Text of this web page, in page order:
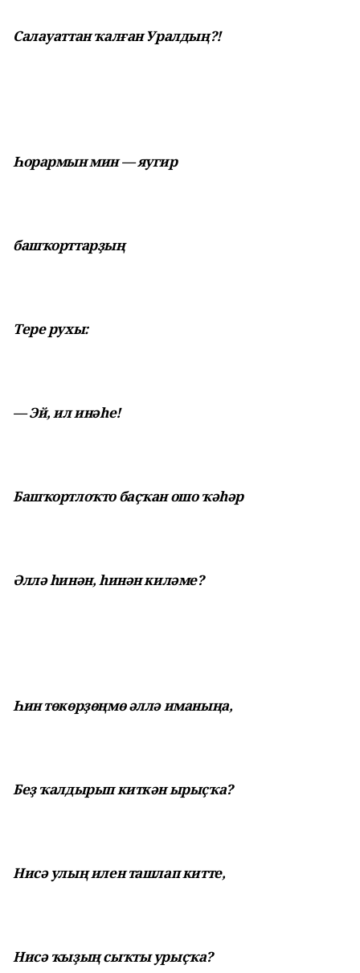
Салауаттан ҡалған Уралдың?!
Һорармын мин — яугир
башҡорттарҙың
Тере рухы:
— Эй, ил инәһе!
Башҡортлоҡто баҫҡан ошо ҡәһәр
Әллә һинән, һинән киләме?
Һин төкөрҙөңмө әллә иманыңа,
Беҙ ҡалдырып киткән ырыҫҡа?
Нисә улың илен ташлап китте,
Нисә ҡыҙың сыҡты урыҫҡа?